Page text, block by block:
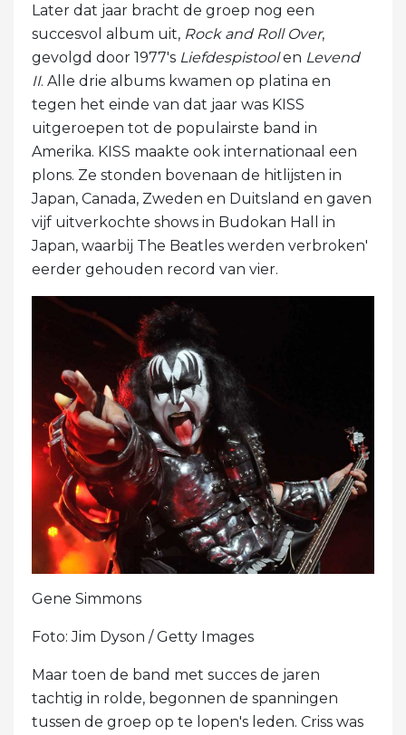
Later dat jaar bracht de groep nog een
succesvol album uit, Rock and Roll Over,
gevolgd door 1977's Liefdespistoolen Levend
II. Alle drie albums kwamen op platina en
tegen het einde van dat jaar was KISS
uitgeroepen tot de populairste band in
Amerika. KISS maakte ook internationaal een
plons. Ze stonden bovenaan de hitlijsten in
Japan, Canada, Zweden en Duitsland en gaven
vijf uitverkochte shows in Budokan Hall in
Japan, waarbij The Beatles werden verbroken'
eerder gehouden record van vier.
Gene Simmons
Foto: Jim Dyson / Getty Images
Maar toen de band met succes de jaren
tachtig in rolde, begonnen de spanningen
tussen de groep op te lopen's leden. Criss was